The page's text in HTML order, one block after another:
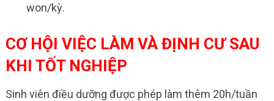
won/kỳ.
CƠ HỘI VIỆC LÀM VÀ ĐỊNH CƯ SAU
KHI TỐT NGHIỆP
Sinh viên điều dưỡng được phép làm thêm 20h/tuần